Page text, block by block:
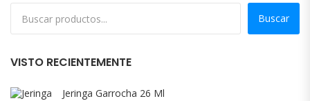
Buscar
VISTO RECIENTEMENTE
Jeringa Garrocha 26 Ml